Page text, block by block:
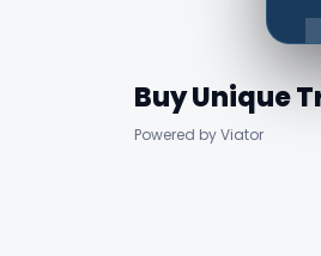
Buy Unique
Powered by Viator